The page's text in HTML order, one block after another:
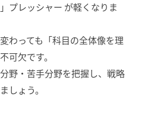
プレッシャー が軽くなりま
わっても「科目の全体像を理
可欠です。
野・苦手分野を把握し、戦略
しょう。